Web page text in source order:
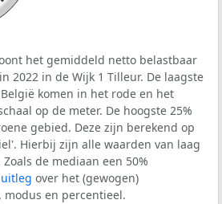
het gemiddeld netto belastbaar
2022 in de Wijk 1 Tilleur. De laagste
komen in het rode en het
op de meter. De hoogste 25%
gebied. Deze zijn berekend op
Hierbij zijn alle waarden van laag
de mediaan een 50%
over het (gewogen)
en percentieel.